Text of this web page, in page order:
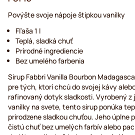
Povýšte svoje nápoje štipkou vanilky
Fľaša 1 l
Teplá, sladká chuť
Prírodné ingrediencie
Bez umelého farbenia
Sirup Fabbri Vanilla Bourbon
pre tých, ktorí chcú do svojej kávy
rafinovaný dotyk sladkosti. Vyrobený z
vanilky na svete, tento sirup ponúka
prirodzene sladkou chuťou. Jeho úplne
čistú chuť bez umelých farbív alebo